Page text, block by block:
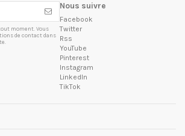
moment. Vous
de contact dans
Nous suivre
Facebook
Twitter
Rss
YouTube
Pinterest
Instagram
LinkedIn
TikTok